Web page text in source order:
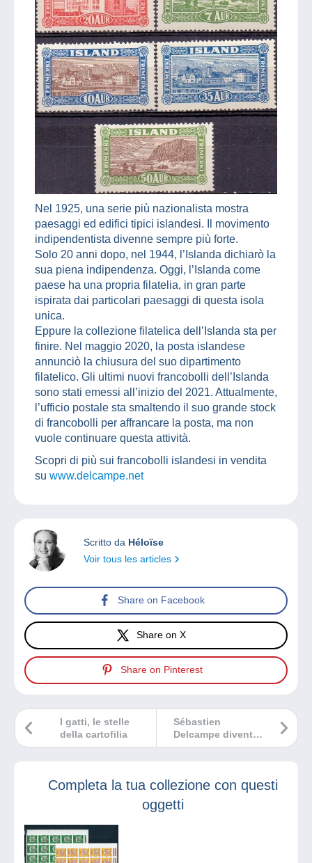
Nel 1925, una serie più nazionalista mostra
paesaggi ed edifici tipici islandesi. Il movimento
indipendentista divenne sempre più forte.
Solo 20 anni dopo, nel 1944, l’Islanda dichiarò la
sua piena indipendenza. Oggi, l’Islanda come
paese ha una propria filatelia, in gran parte
ispirata dai particolari paesaggi di questa isola
unica.
Eppure la collezione filatelica dell’Islanda sta per
finire. Nel maggio 2020, la posta islandese
annunciò la chiusura del suo dipartimento
filatelico. Gli ultimi nuovi francobolli dell’Islanda
sono stati emessi all’inizio del 2021. Attualmente,
l’ufficio postale sta smaltendo il suo grande stock
di francobolli per affrancare la posta, ma non
vuole continuare questa attività.
Scopri di più sui francobolli islandesi in vendita
su www.delcampe.net
Scritto da Héloïse
Voir tous les articles
Share on Facebook
Share on X
Share on Pinterest
Sébastien
Delcampe diventa
Fellow della Royal
I gatti, le stelle
della cartofilia
Completa la tua collezione con questi
oggetti